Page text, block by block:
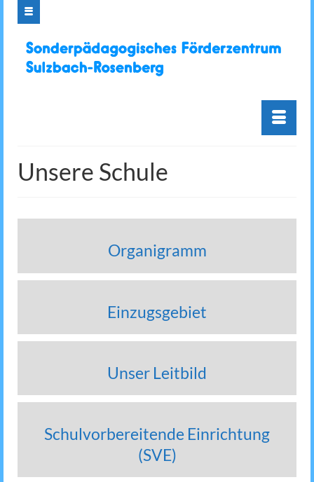
Unsere Schule
Organigramm
Einzugsgebiet
Unser Leitbild
Schulvorbereitende Einrichtung
(SVE)